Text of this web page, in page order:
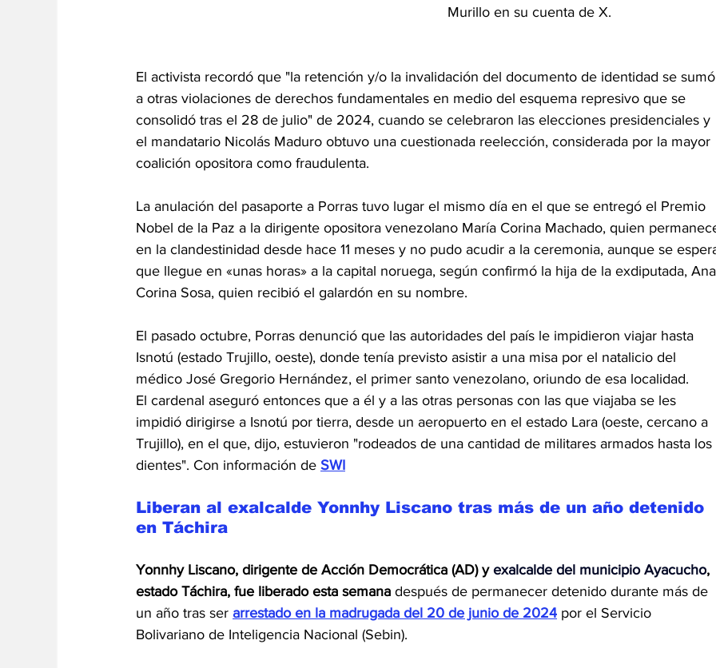
Murillo en su cuenta de X.
El activista recordó que "la retención y/o la invalidación del documento de identidad se
a otras violaciones de derechos fundamentales en medio del esquema represivo que se
consolidó tras el 28 de julio" de 2024, cuando se celebraron las elecciones presidenciales y
el mandatario Nicolás Maduro obtuvo una cuestionada reelección, considerada por la mayor
coalición opositora como fraudulenta.
La anulación del pasaporte a Porras tuvo lugar el mismo día en el que se entregó el Premio
Nobel de la Paz a la dirigente opositora venezolano María Corina Machado, quien
en la clandestinidad desde hace 11 meses y no pudo acudir a la ceremonia, aunque se
que llegue en «unas horas» a la capital noruega, según confirmó la hija de la exdiputada,
Corina Sosa, quien recibió el galardón en su nombre.
El pasado octubre, Porras denunció que las autoridades del país le impidieron viajar hasta
Isnotú (estado Trujillo, oeste), donde tenía previsto asistir a una misa por el natalicio del
médico José Gregorio Hernández, el primer santo venezolano, oriundo de esa localidad.
El cardenal aseguró entonces que a él y a las otras personas con las que viajaba se les
impidió dirigirse a Isnotú por tierra, desde un aeropuerto en el estado Lara (oeste, cercano a
Trujillo), en el que, dijo, estuvieron "rodeados de una cantidad de militares armados hasta los
dientes". Con información de SWI
Liberan al exalcalde Yonnhy Liscano tras más de un año detenido
en Táchira
Yonnhy Liscano, dirigente de Acción Democrática (AD) y exalcalde del municipio Ayacucho,
estado Táchira, fue liberado esta semana después de permanecer detenido durante más de
un año tras ser arrestado en la madrugada del 20 de junio de 2024 por el Servicio
Bolivariano de Inteligencia Nacional (Sebin).